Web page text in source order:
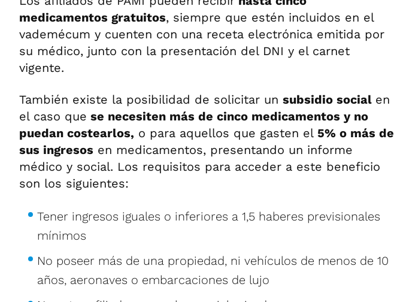
medicamentos gratuitos, siempre que estén incluidos en el
vademécum y cuenten con una receta electrónica emitida por
su médico, junto con la presentación del DNI y el carnet
vigente.
También existe la posibilidad de solicitar un subsidio social en
el caso que se necesiten más de cinco medicamentos y no
puedan costearlos, o para aquellos que gasten el 5% o más de
sus ingresos en medicamentos, presentando un informe
médico y social. Los requisitos para acceder a este beneficio
son los siguientes:
Tener ingresos iguales o inferiores a 1,5 haberes previsionales
mínimos
No poseer más de una propiedad, ni vehículos de menos de 10
años, aeronaves o embarcaciones de lujo